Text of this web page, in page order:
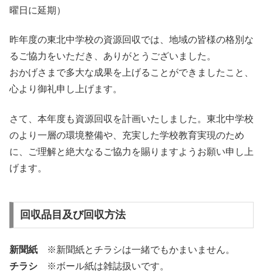
曜日に延期）
昨年度の東北中学校の資源回収では、地域の皆様の格別な
るご協力をいただき、ありがとうございました。
おかげさまで多大な成果を上げることができましたこと、
心より御礼申し上げます。
さて、本年度も資源回収を計画いたしました。東北中学校
のより一層の環境整備や、充実した学校教育実現のため
に、ご理解と絶大なるご協力を賜りますようお願い申し上
げます。
回収品目及び回収方法
新聞紙 ※新聞紙とチラシは一緒でもかまいません。
チラシ ※ボール紙は雑誌扱いです。